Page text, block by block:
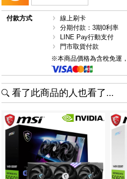
付款方式
線上刷卡
分期付款：3期0利率
LINE Pay行動支付
門市取貨付款
※本商品價格為含稅免運
看了此商品的人也看了...